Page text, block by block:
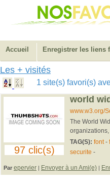
Accueil Enregistrer les liens
Les + visités
1 site(s) favori(s)
97 clic(s)
world
www.w3.org/
The World
organizations,
TAG(S): font-
securite -
Par epervier | Envoyer à un Ami(e) |